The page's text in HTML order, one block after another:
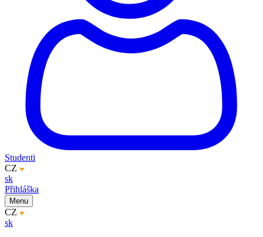
Studenti
CZ
sk
Přihláška
Menu
CZ
sk